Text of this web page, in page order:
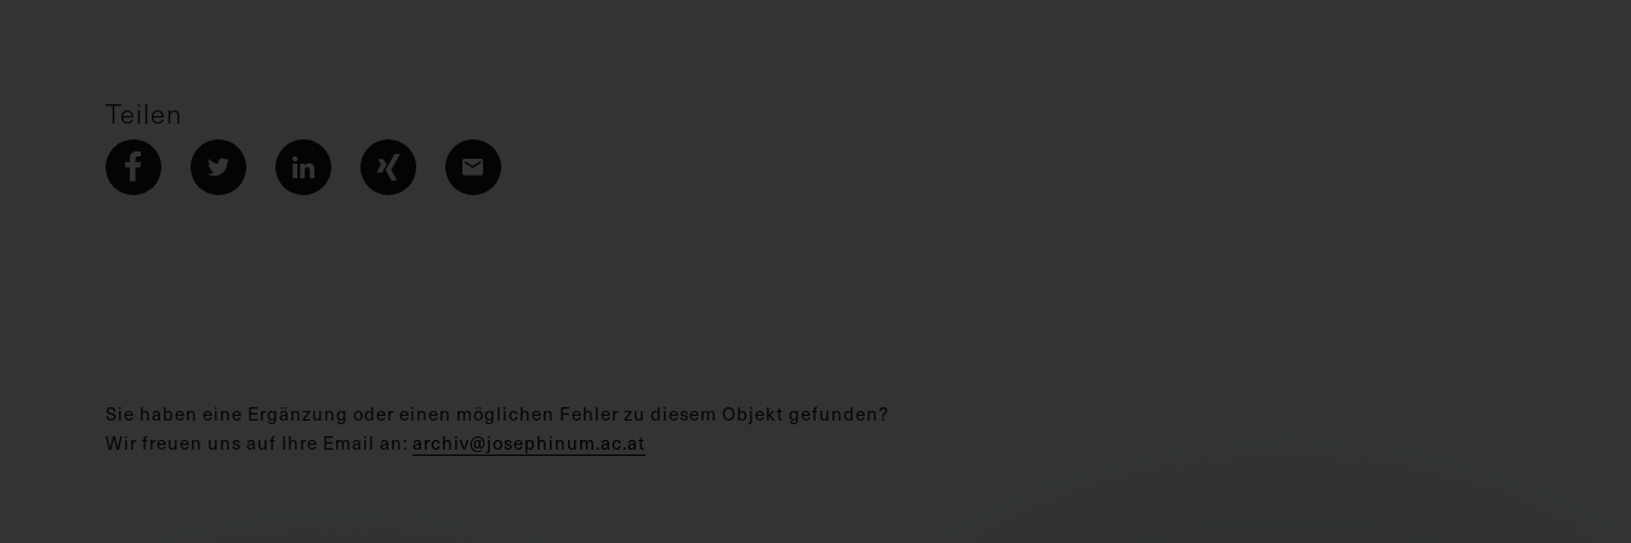
Teilen
Sie haben eine Ergänzung oder einen möglichen Fehler zu diesem Objekt gefunden?
Wir freuen uns auf Ihre Email an: archiv@josephinum.ac.at